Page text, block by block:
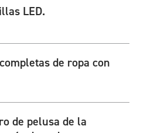
LED.
de ropa con
de pelusa de la